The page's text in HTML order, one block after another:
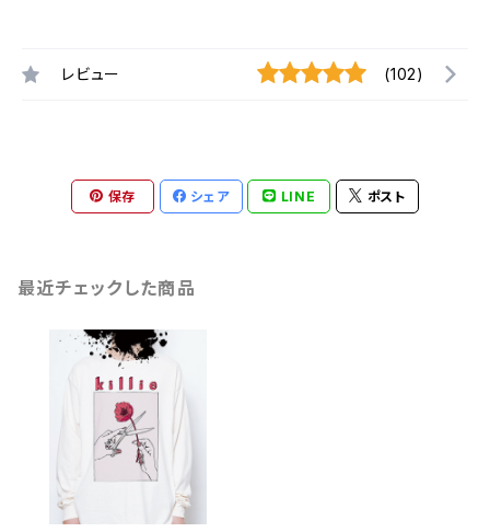
レビュー (102)
保存 シェア LINE ポスト
最近チェックした商品